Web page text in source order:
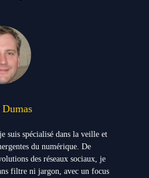
suis spécialisé dans la veille et
du numérique. De
des réseaux sociaux, je
filtre ni jargon, avec un focus